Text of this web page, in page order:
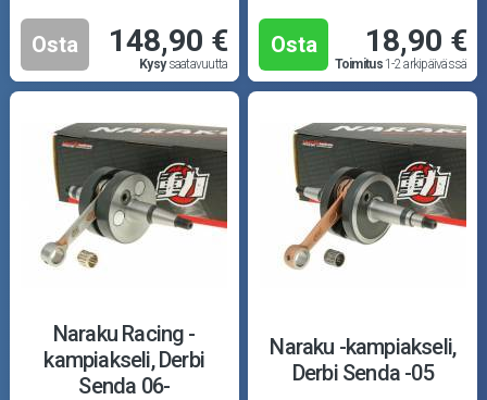
Osta 148,90 €
Kysysaatavuutta
Osta 18,90 €
Toimitus1-2 arkipäivässä
Naraku Racing -
kampiakseli, Derbi
Senda 06-
Naraku -kampiakseli,
Derbi Senda -05